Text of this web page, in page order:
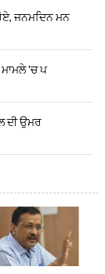
ਜਨਮਦਿਨ ਮਨ
'ਚ ਪ
ਦੀ ਉਮਰ